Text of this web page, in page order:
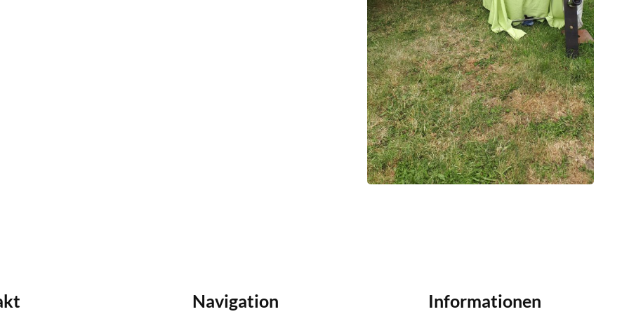
Navigation Informationen